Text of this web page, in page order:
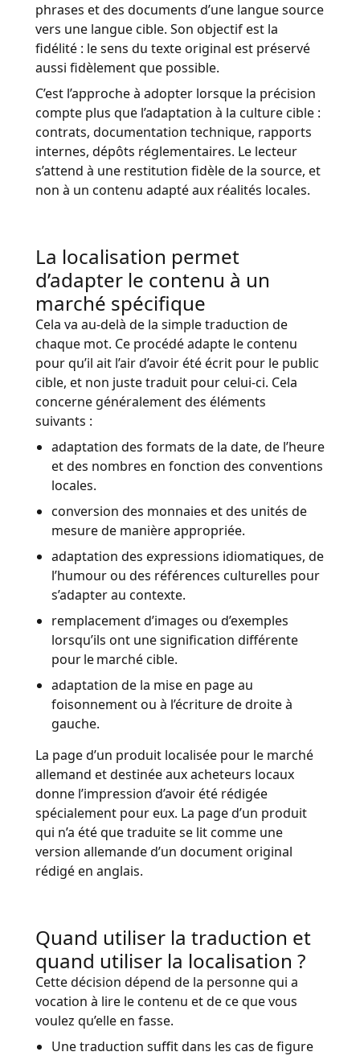
Juridique
Institutions Publiques
Défense & Sécurité
Tous les secteurs
Découvrez Lia
Traduction IA rapide, intelligente et évolutive
phrases et des documents d’une langue source
vers une langue cible. Son objectif est la
fidélité : le sens du texte original est préservé
aussi fidèlement que possible.
C’est l’approche à adopter lorsque la précision
compte plus que l’adaptation à la culture cible :
contrats, documentation technique, rapports
internes, dépôts réglementaires. Le lecteur
s’attend à une restitution fidèle de la source, et
non à un contenu adapté aux réalités locales.
La localisation permet
d’adapter le contenu à un
marché spécifique
Cela va au-delà de la simple traduction de
chaque mot. Ce procédé adapte le contenu
pour qu’il ait l’air d’avoir été écrit pour le public
cible, et non juste traduit pour celui-ci. Cela
concerne généralement des éléments
suivants :
adaptation des formats de la date, de l’heure
et des nombres en fonction des conventions
locales.
conversion des monnaies et des unités de
mesure de manière appropriée.
adaptation des expressions idiomatiques, de
l’humour ou des références culturelles pour
s’adapter au contexte.
remplacement d’images ou d’exemples
lorsqu’ils ont une signification différente
pour le marché cible.
adaptation de la mise en page au
foisonnement ou à l’écriture de droite à
gauche.
La page d’un produit localisée pour le marché
allemand et destinée aux acheteurs locaux
donne l’impression d’avoir été rédigée
spécialement pour eux. La page d’un produit
qui n’a été que traduite se lit comme une
version allemande d’un document original
rédigé en anglais.
Quand utiliser la traduction et
quand utiliser la localisation ?
Cette décision dépend de la personne qui a
vocation à lire le contenu et de ce que vous
voulez qu’elle en fasse.
Une traduction suffit dans les cas de figure